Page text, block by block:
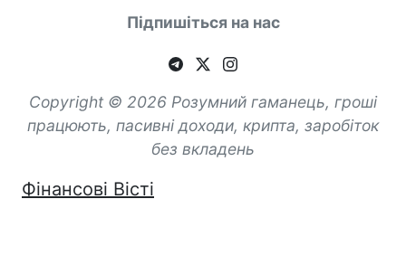
Підпишіться на нас
Copyright © 2026 Розумний гаманець, гроші
працюють, пасивні доходи, крипта, заробіток
без вкладень
Фінансові Вісті